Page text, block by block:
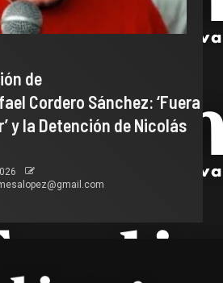
de
Cordero Sánchez: ‘Fuera
y la Detención de Nicolás